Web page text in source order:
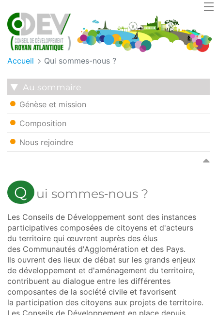
Accueil Qui sommes-nous ?
Au sommaire
Génèse et mission
Composition
Nous rejoindre
Q ui sommes‑nous ?
Les Conseils de Développement sont des instances
participatives composées de citoyens et d'acteurs
du territoire qui œuvrent auprès des élus
des Communautés d'Agglomération et des Pays.
Ils ouvrent des lieux de débat sur les grands enjeux
de développement et d'aménagement du territoire,
contribuent au dialogue entre les différentes
composantes de la société civile et favorisent
la participation des citoyens aux projets de territoire.
Les Conseils de Développement en place depuis